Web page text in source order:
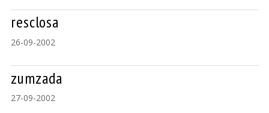
resclosa
26-09-2002
zumzada
27-09-2002